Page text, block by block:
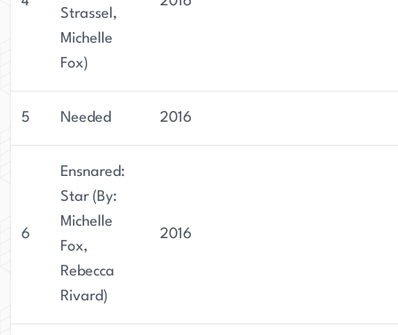
Strassel,
Michelle
Fox)
5 Needed 2016
6
Ensnared:
Star (By:
Michelle
Fox,
Rebecca
Rivard)
2016